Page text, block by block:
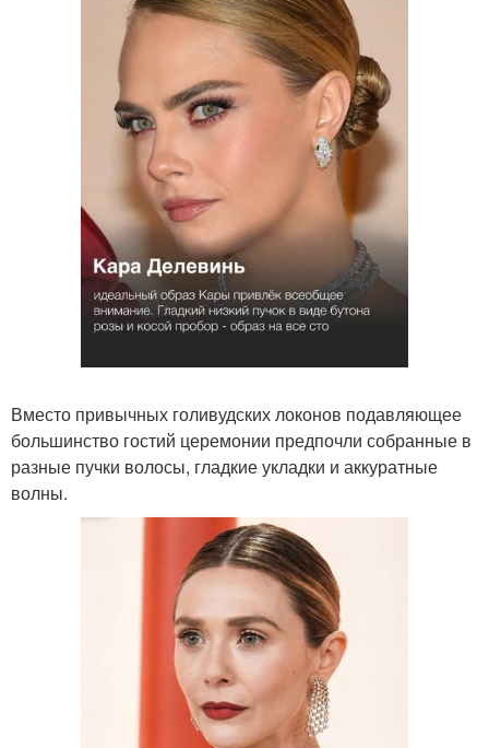
Вместо привычных голивудских локонов подавляющее
большинство гостий церемонии предпочли собранные в
разные пучки волосы, гладкие укладки и аккуратные
волны.